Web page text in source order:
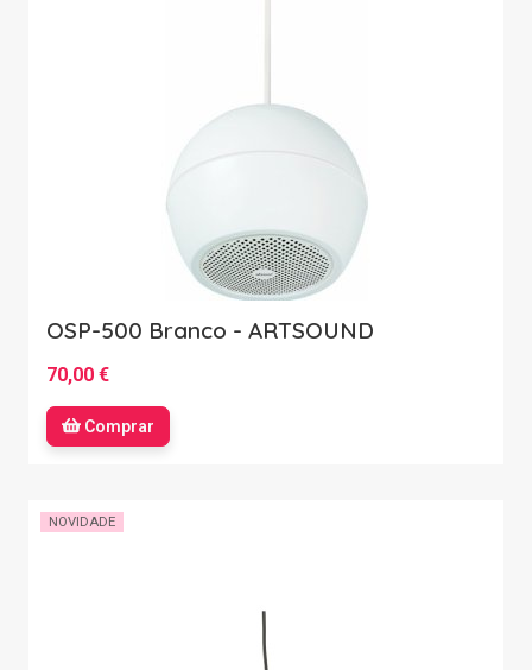
OSP-500 Branco - ARTSOUND
70,00 €
Comprar
NOVIDADE